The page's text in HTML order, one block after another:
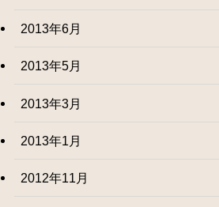
2013年6月
2013年5月
2013年3月
2013年1月
2012年11月